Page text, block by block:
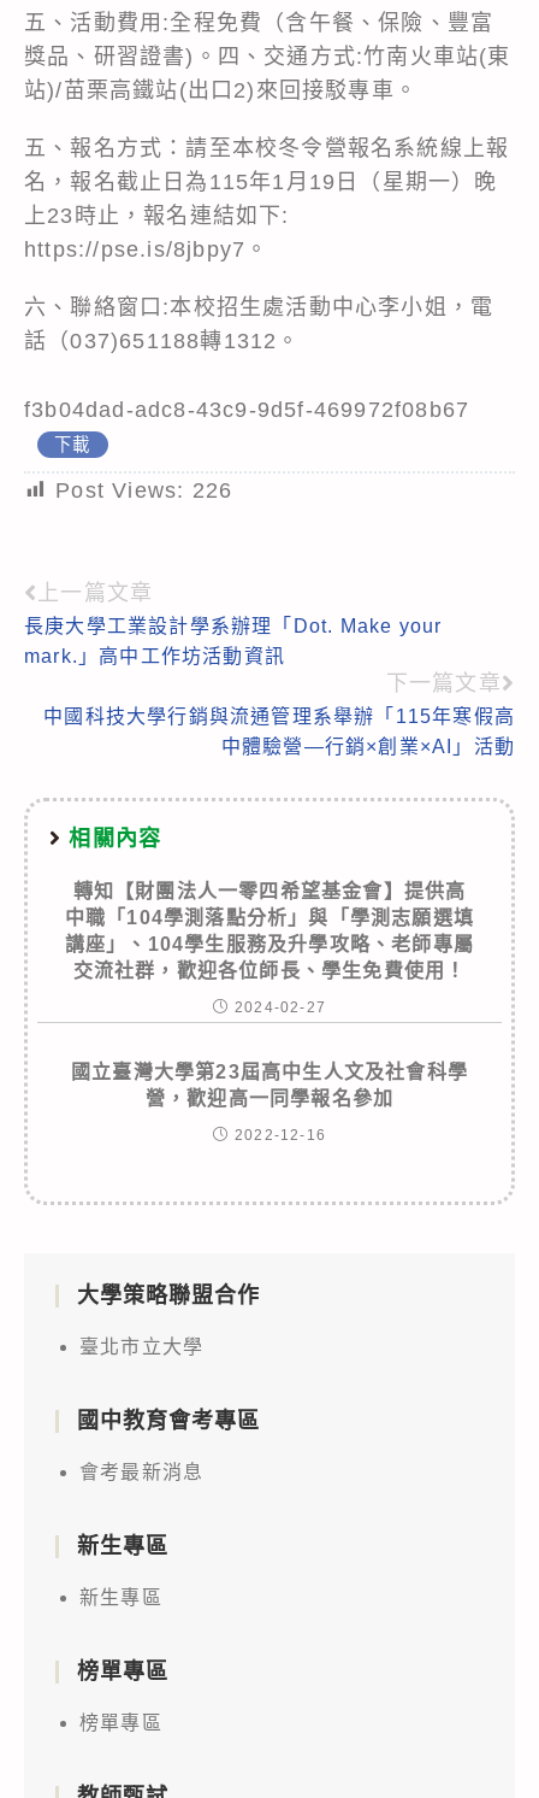
五、活動費用:全程免費（含午餐、保險、豐富
獎品、研習證書)。四、交通方式:竹南火車站(東
站)/苗栗高鐵站(出口2)來回接駁專車。
五、報名方式：請至本校冬令營報名系統線上報
名，報名截止日為115年1月19日（星期一）晚
上23時止，報名連結如下:
https://pse.is/8jbpy7 。
六、聯絡窗口:本校招生處活動中心李小姐，電
話（037)651188轉1312。
f3b04dad-adc8-43c9-9d5f-469972f08b67
下載
Post Views: 226
Read
more
上一篇文章
長庚大學工業設計學系辦理「Dot. Make your
mark.」高中工作坊活動資訊
下一篇文章
中國科技大學行銷與流通管理系舉辦「115年寒假高
中體驗營—行銷×創業×AI」活動
相關內容
轉知【財團法人一零四希望基金會】提供高
中職「104學測落點分析」與「學測志願選填
講座」、104學生服務及升學攻略、老師專屬
交流社群，歡迎各位師長、學生免費使用！
2024-02-27
國立臺灣大學第23屆高中生人文及社會科學
營，歡迎高一同學報名參加
2022-12-16
大學策略聯盟合作
臺北市立大學
國中教育會考專區
會考最新消息
新生專區
新生專區
榜單專區
榜單專區